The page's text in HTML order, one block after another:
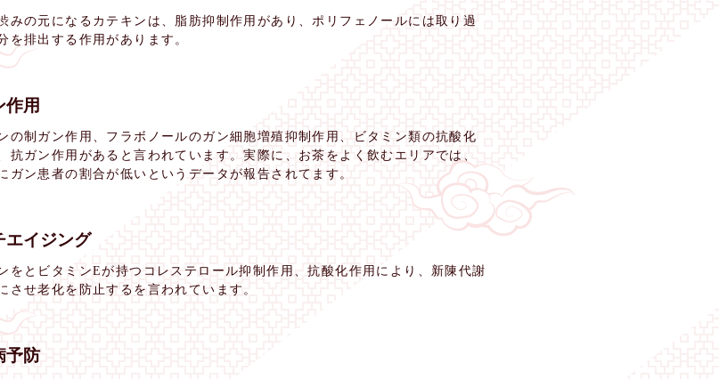
みの元になるカテキンは、脂肪抑制作用があり、ポリフェノールには取り過
を排出する作用があります。
作用
の制ガン作用、フラボノールのガン細胞増殖抑制作用、ビタミン類の抗酸化
抗ガン作用があると言われています。実際に、お茶をよく飲むエリアでは、
ガン患者の割合が低いというデータが報告されてます。
エイジング
をとビタミンEが持つコレステロール抑制作用、抗酸化作用により、新陳代謝
させ老化を防止するを言われています。
予防